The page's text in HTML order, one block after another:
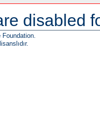
disabled